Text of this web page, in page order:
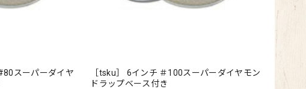
スーパーダイヤ
［tsku］ 6インチ ＃100スーパーダイヤモン
ドラップベース付き